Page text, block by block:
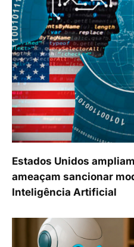
Estados Unidos
ameaçam sancionar
Inteligência Artificial